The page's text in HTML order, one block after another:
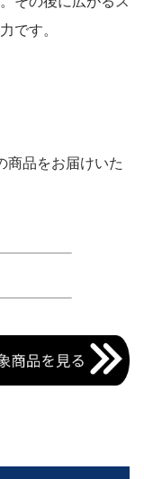
です。
商品をお届けいた